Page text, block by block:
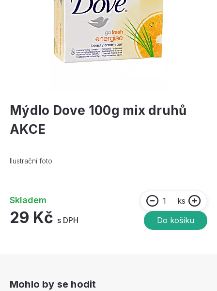
Mýdlo Dove 100g mix druhů
AKCE
Ilustrační foto.
Skladem
29 Kč s DPH
ks
Do košíku
Mohlo by se hodit